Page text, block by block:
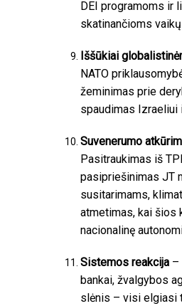
DEI programoms ir
skatinančioms
Iššūkiai
NATO
žeminimas prie
spaudimas Izraeliui
Suvenerumo
Pasitraukimas iš
pasipriešinimas JT
susitarimams,
atmetimas, kai šios
nacionalinę
Sistemos reakcija –
bankai, žvalgybos
slėnis – visi elgiasi